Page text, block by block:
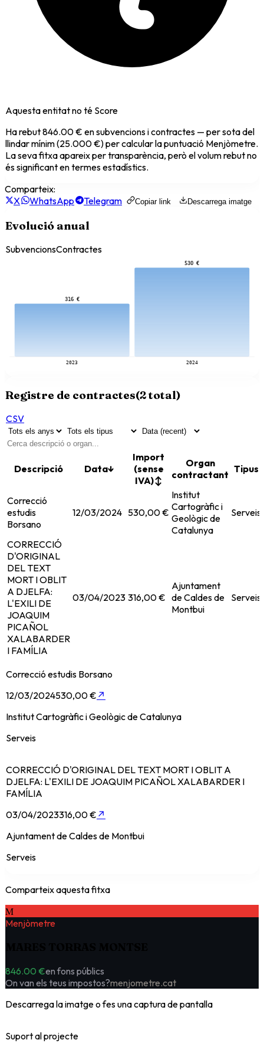
Aquesta entitat no té Score
Ha rebut846.00 € en subvencions i contractes — per sota del
llindar mínim (25.000 €) per calcular la puntuació Menjòmetre.
La seva fitxa apareix per transparència, però el volum rebut no
és significant en termes estadístics.
Comparteix:
X
WhatsApp Telegram Copiar link Descarrega imatge
Evolució anual
SubvencionsContractes
316 €
2023
530 €
2024
Registre de contractes(2total)
CSV
Descripció Data↓
Import
(sense
IVA)↕
Organ
contractant Tipus
Correcció
estudis
Borsano
12/03/2024 530,00 €
Institut
Cartogràfic i
Geològic de
Catalunya
Serveis
CORRECCIÓ
D'ORIGINAL
DEL TEXT
MORT I OBLIT
A DJELFA:
L'EXILI DE
JOAQUIM
PICAÑOL
XALABARDER
I FAMÍLIA
03/04/2023 316,00 €
Ajuntament
de Caldes de
Montbui
Serveis
Correcció estudis Borsano
12/03/2024530,00 € ↗
Institut Cartogràfic i Geològic de Catalunya
Serveis
CORRECCIÓ D'ORIGINAL DEL TEXT MORT I OBLIT A
DJELFA: L'EXILI DE JOAQUIM PICAÑOL XALABARDER I
FAMÍLIA
03/04/2023316,00 € ↗
Ajuntament de Caldes de Montbui
Serveis
Comparteix aquesta fitxa
M
Menjòmetre
846.00 €en fons públics
On van els teus impostos?menjometre.cat
Descarrega la imatge o fes una captura de pantalla
Suport al projecte